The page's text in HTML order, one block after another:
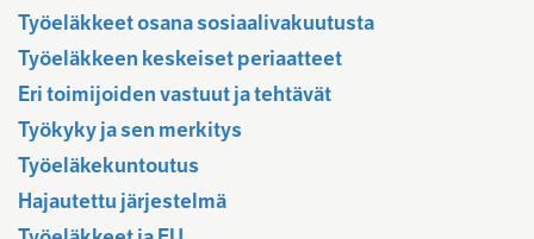
Työeläkkeet osana sosiaalivakuutusta
Työeläkkeen keskeiset periaatteet
Eri toimijoiden vastuut ja tehtävät
Työkyky ja sen merkitys
Työeläkekuntoutus
Hajautettu järjestelmä